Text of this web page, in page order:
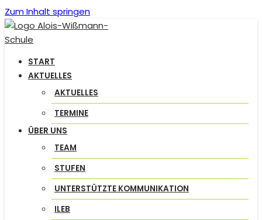
Zum Inhalt springen
START
AKTUELLES
AKTUELLES
TERMINE
ÜBER UNS
TEAM
STUFEN
UNTERSTÜTZTE KOMMUNIKATION
ILEB